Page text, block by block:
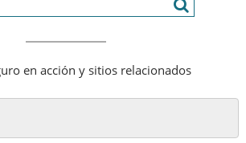
en acción y sitios relacionados